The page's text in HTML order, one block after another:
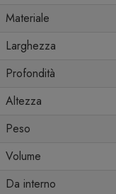
Materiale
Larghezza
Profondità
Altezza
Peso
Volume
Da interno